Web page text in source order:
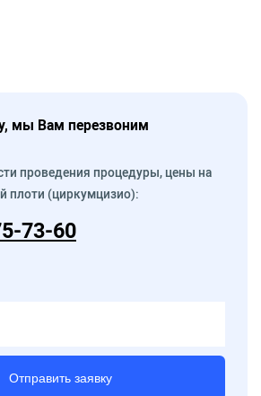
мы Вам перезвоним
проведения процедуры, цены на
плоти (циркумцизио):
73-60
Отправить заявку